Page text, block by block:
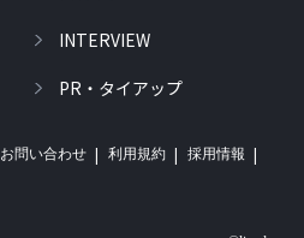
INTERVIEW
PR・タイアップ
お問い合わせ 利用規約 採用情報